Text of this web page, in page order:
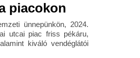
piacokon
ünnepünkön, 2024.
utcai piac friss pékáru,
kiváló vendéglátói